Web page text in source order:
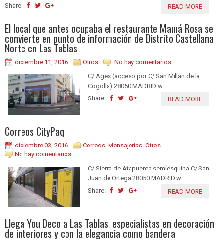
Share:
READ MORE
El local que antes ocupaba el restaurante Mamá Rosa se
convierte en punto de información de Distrito Castellana
Norte en Las Tablas
diciembre 11, 2016 Otros
No hay comentarios:
C/ Ages (acceso por C/ San Millán de la
Cogolla) 28050 MADRID w...
Share:
READ MORE
Correos CityPaq
diciembre 03, 2016 Correos Mensajerías Otros
No hay comentarios:
C/ Sierra de Atapuerca semiesquina C/ San
Juan de Ortega 28050 MADRID w...
Share:
READ MORE
Llega You Deco a Las Tablas, especialistas en decoración
de interiores y con la elegancia como bandera